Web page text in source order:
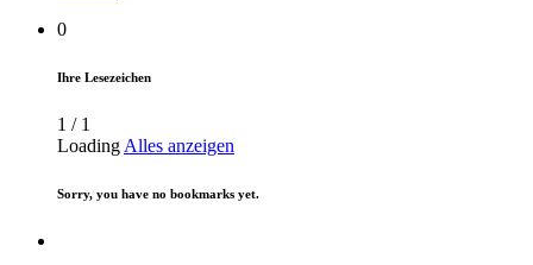
0
Ihre Lesezeichen
1 / 1
Loading Alles anzeigen
Sorry, you have no bookmarks yet.